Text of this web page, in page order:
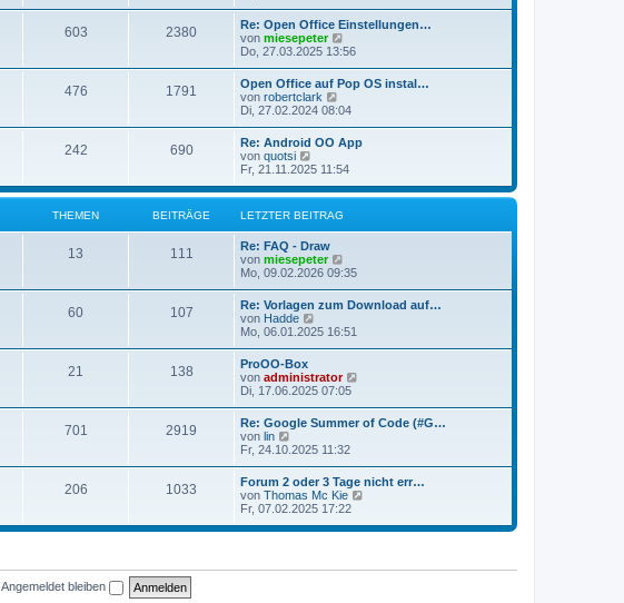
i
t
e
s
t
e
r
B
i
t
r
a
g
603 2380
Re: Open Office Einstellungen…
von miesepeter
e
e
s
e
r
B
i
t
r
Do, 27.03.2025 13:56
476 1791
Open Office auf Pop OS instal…
von robertclark
e
e
s
t
e
r
B
e
i
r
a
Di, 27.02.2024 08:04
242 690
Re: Android OO App
von quotsi
e
e
t
e
r
B
e
i
t
r
a
Fr, 21.11.2025 11:54
THEMEN BEITRÄGE LETZTER BEITRAG
13 111
Re: FAQ - Draw
von miesepeter
e
e
s
t
e
r
e
i
t
r
a
g
Mo, 09.02.2026 09:35
60 107
Re: Vorlagen zum Download auf…
von Hadde
e
t
e
r
B
i
t
r
a
g
Mo, 06.01.2025 16:51
21 138
ProOO-Box
von administrator
s
r
B
e
t
r
Di, 17.06.2025 07:05
701 2919
Re: Google Summer of Code (#G…
von lin
e
s
t
e
r
i
Fr, 24.10.2025 11:32
206 1033
Forum 2 oder 3 Tage nicht err…
von Thomas Mc Kie
e
e
Fr, 07.02.2025 17:22
Angemeldet bleiben